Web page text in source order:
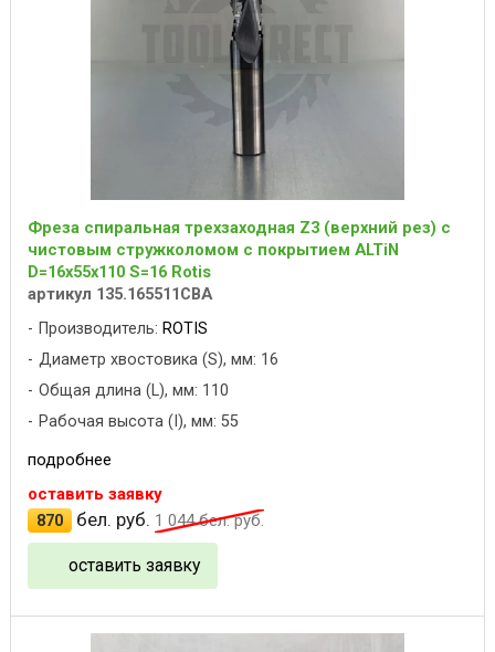
Фреза спиральная трехзаходная Z3 (верхний рез) с
чистовым стружколомом с покрытием ALTiN
D=16x55x110 S=16 Rotis
артикул 135.165511CBA
Производитель: ROTIS
Диаметр хвостовика (S), мм: 16
Общая длина (L), мм: 110
Рабочая высота (I), мм: 55
подробнее
оставить заявку
870
бел. руб. 1 044бел. руб.
оставить заявку